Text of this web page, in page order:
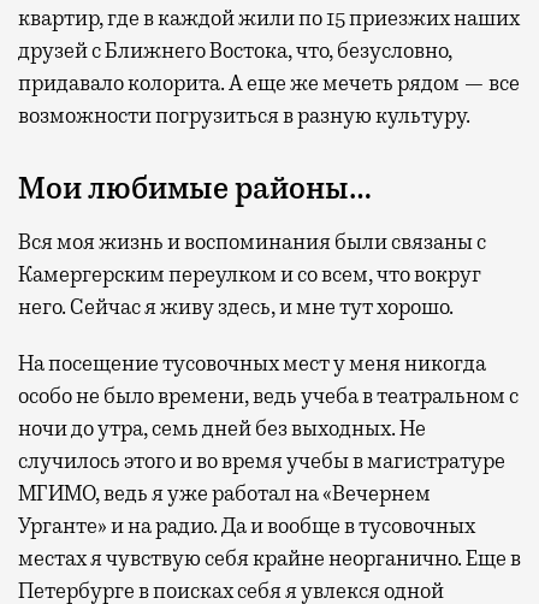
квартир, где в каждой жили по 15 приезжих наших
друзей с Ближнего Востока, что, безусловно,
придавало колорита. А еще же мечеть рядом — все
возможности погрузиться в разную культуру.
Мои любимые районы…
Вся моя жизнь и воспоминания были связаны с
Камергерским переулком и со всем, что вокруг
него. Сейчас я живу здесь, и мне тут хорошо.
На посещение тусовочных мест у меня никогда
особо не было времени, ведь учеба в театральном с
ночи до утра, семь дней без выходных. Не
случилось этого и во время учебы в магистратуре
МГИМО, ведь я уже работал на «Вечернем
Урганте» и на радио. Да и вообще в тусовочных
местах я чувствую себя крайне неорганично. Еще в
Петербурге в поисках себя я увлекся одной